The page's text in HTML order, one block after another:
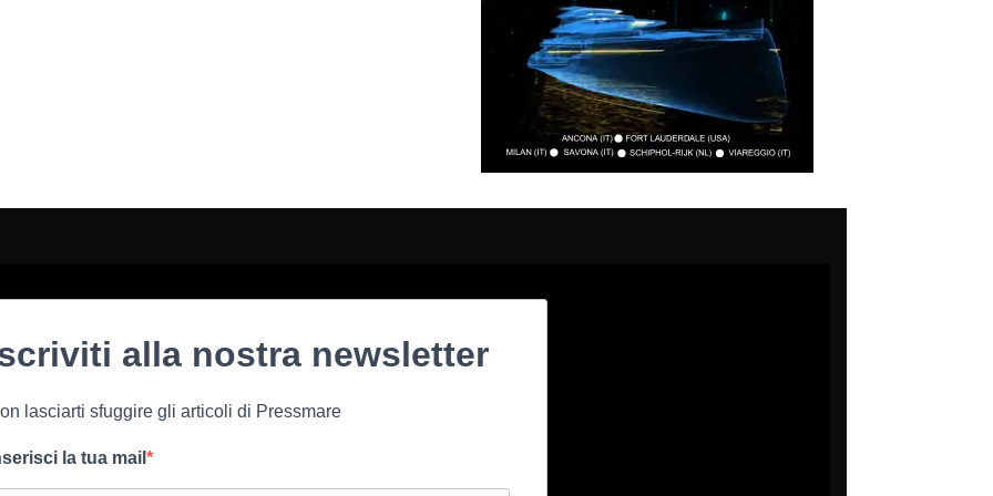
alla nostra newsletter
lasciarti sfuggire gli articoli di Pressmare
la tua mail